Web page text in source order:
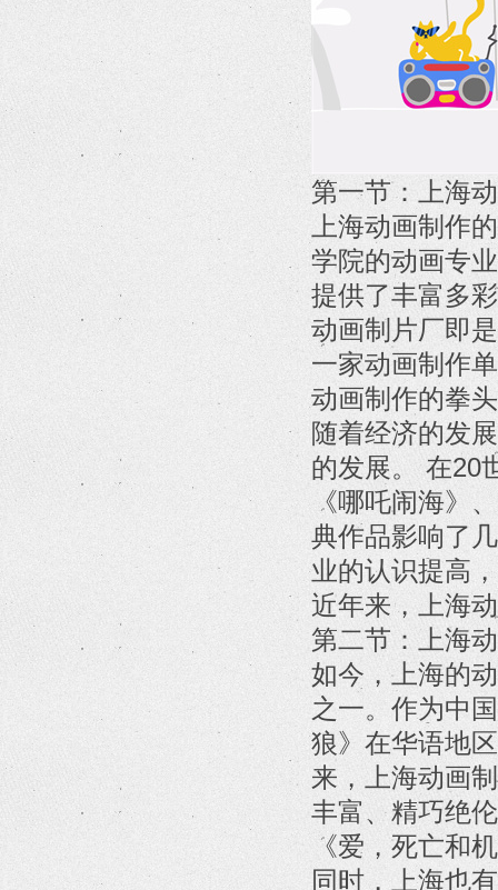
第一节：上海
上海动画制作
学院的动画专
提供了丰富多
动画制片厂即
一家动画制作
动画制作的拳
随着经济的发
的发展。 在20
《哪吒闹海》
典作品影响了
业的认识提高
近年来，上海
第二节：上海
如今，上海的
之一。作为中
狼》在华语地
来，上海动画
丰富、精巧绝
《爱，死亡和
同时，上海也